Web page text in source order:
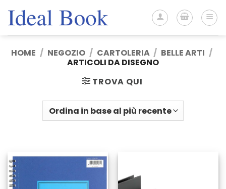
HOME / NEGOZIO / CARTOLERIA / BELLE ARTI /
ARTICOLI DA DISEGNO
TROVA QUI